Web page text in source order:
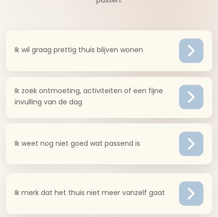
Ik wil graag prettig thuis blijven wonen
Ik zoek ontmoeting, activiteiten of een fijne
invulling van de dag
Ik weet nog niet goed wat passend is
Ik merk dat het thuis niet meer vanzelf gaat